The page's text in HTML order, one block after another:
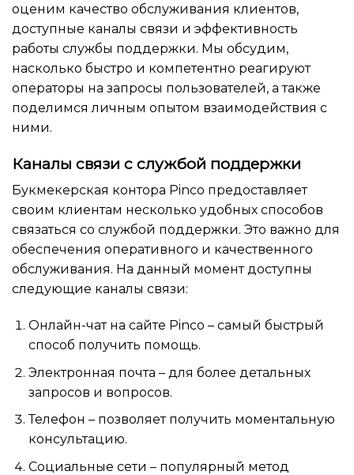
оценим качество обслуживания клиентов,
доступные каналы связи и эффективность
работы службы поддержки. Мы обсудим,
насколько быстро и компетентно реагируют
операторы на запросы пользователей, а также
поделимся личным опытом взаимодействия с
ними.
Каналы связи с службой поддержки
Букмекерская контора Pinco предоставляет
своим клиентам несколько удобных способов
связаться со службой поддержки. Это важно для
обеспечения оперативного и качественного
обслуживания. На данный момент доступны
следующие каналы связи:
Онлайн-чат на сайте Pinco – самый быстрый
способ получить помощь.
Электронная почта – для более детальных
запросов и вопросов.
Телефон – позволяет получить моментальную
консультацию.
Социальные сети – популярный метод